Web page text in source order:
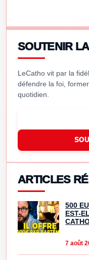
SOUTENIR
LeCatho vit par la
défendre la foi,
quotidien.
ARTICLES
500
EST-
7 août